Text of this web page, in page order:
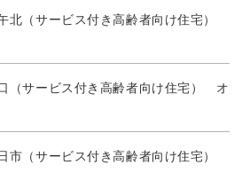
北（サービス付き高齢者向け住宅）
（サービス付き高齢者向け住宅） オ
市（サービス付き高齢者向け住宅）